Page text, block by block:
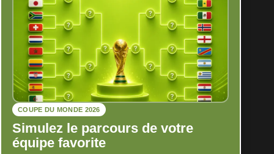
COUPE DU MONDE 2026
Simulez le parcours de votre
équipe favorite